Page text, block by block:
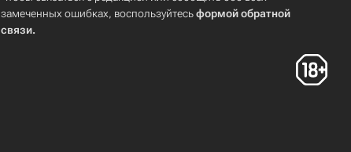
замеченных ошибках, воспользуйтесьформой обратной
связи.